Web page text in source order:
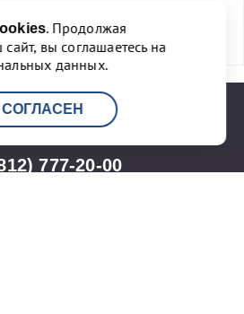
ограничения на перевалку...
ПЕРЕЙТИ К НОВОСТИ
777-20-00
. Продолжая
вы соглашаетесь на
данных.
СОГЛАСЕН